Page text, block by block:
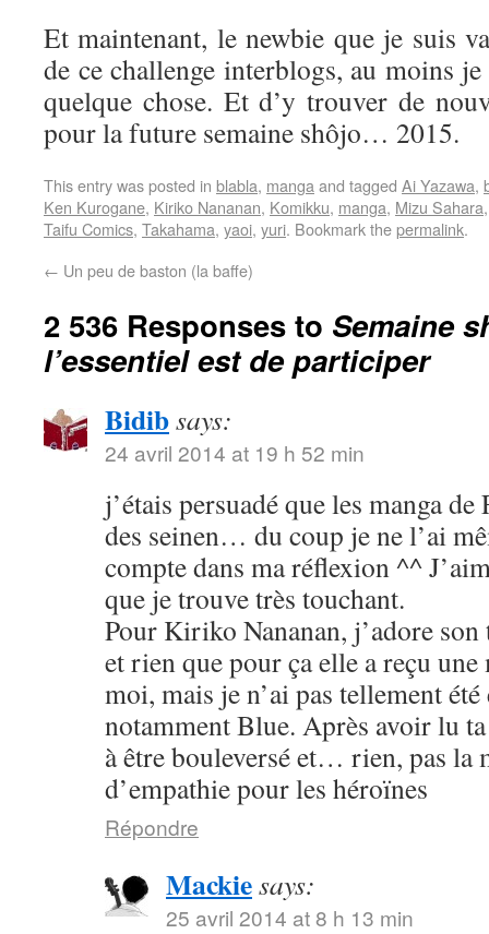
Et maintenant, le newbie que je suis
de ce challenge interblogs, au moins
quelque chose. Et d’y trouver de
pour la future semaine shôjo… 2015.
This entry was posted in blabla, mangaand tagged Ai Yazawa,
Ken Kurogane, Kiriko Nananan, Komikku, manga, Mizu Sahara
Taifu Comics, Takahama, yaoi, yuri. Bookmark thepermalink.
← Un peu de baston (la baffe)
2 536 Responses to Semaine
l’essentiel est de participer
Bidibsays:
24 avril 2014 at 19 h 52 min
j’étais persuadé que les manga
des seinen… du coup je ne l’ai
compte dans ma réflexion ^^
que je trouve très touchant.
Pour Kiriko Nananan, j’adore
et rien que pour ça elle a reçu
moi, mais je n’ai pas tellement
notamment Blue. Après avoir lu
à être bouleversé et… rien, pas la
d’empathie pour les héroïnes
Répondre
Mackiesays:
25 avril 2014 at 8 h 13 min